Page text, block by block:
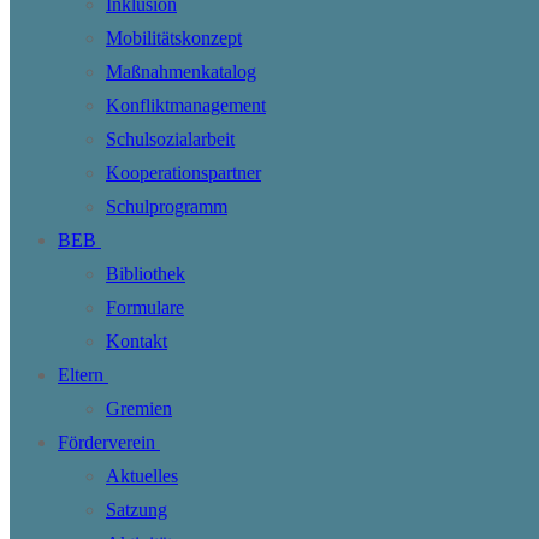
Inklusion
Mobilitätskonzept
Maßnahmenkatalog
Konfliktmanagement
Schulsozialarbeit
Kooperationspartner
Schulprogramm
BEB
Bibliothek
Formulare
Kontakt
Eltern
Gremien
Förderverein
Aktuelles
Satzung